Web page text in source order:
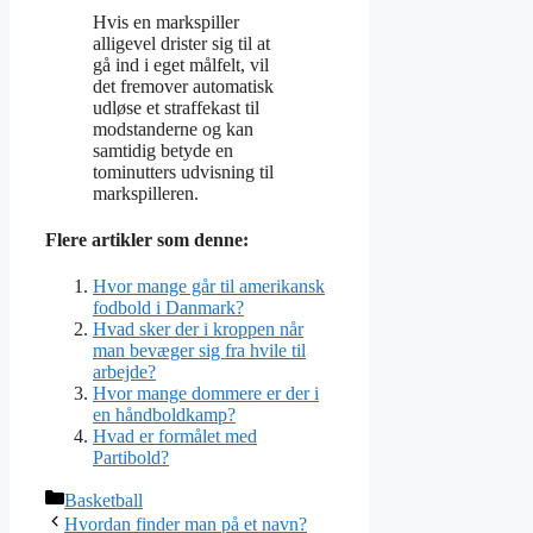
Hvis en markspiller
alligevel drister sig til at
gå ind i eget målfelt, vil
det fremover automatisk
udløse et straffekast til
modstanderne og kan
samtidig betyde en
tominutters udvisning til
markspilleren.
Flere artikler som denne:
Hvor mange går til amerikansk
fodbold i Danmark?
Hvad sker der i kroppen når
man bevæger sig fra hvile til
arbejde?
Hvor mange dommere er der i
en håndboldkamp?
Hvad er formålet med
Partibold?
Kategorier
Basketball
Hvordan finder man på et navn?